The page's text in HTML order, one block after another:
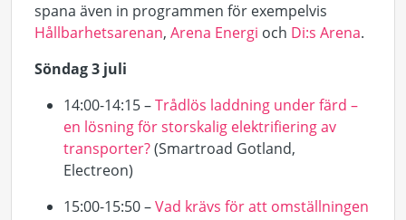
spana även in programmen för exempelvis
Hållbarhetsarenan, Arena Energi och Di:s Arena.
Söndag 3 juli
14:00-14:15 –Trådlös laddning under färd –
en lösning för storskalig elektrifiering av
transporter?(Smartroad Gotland,
Electreon)
15:00-15:50 –Vad krävs för att omställningen